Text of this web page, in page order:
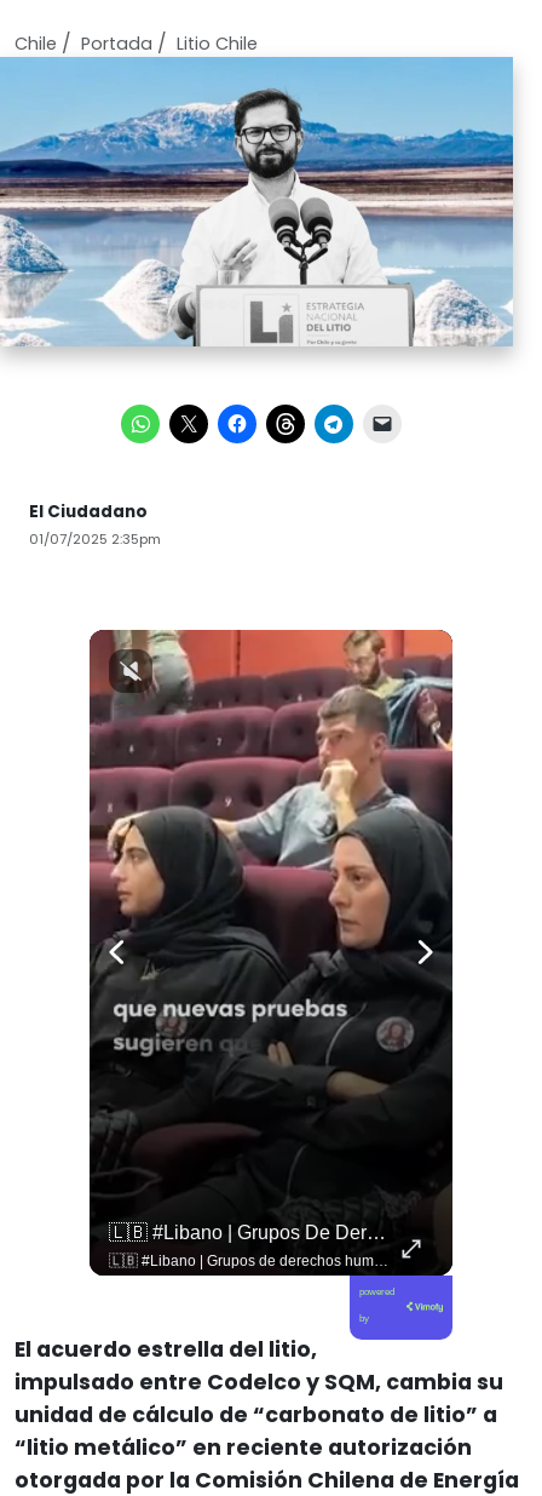
Chile / Portada / Litio Chile
El Ciudadano
01/07/2025 2:35pm
🇱🇧 #Libano | Grupos De Derechos Humanos Presentan Pruebas Sobre El Asesinato De La Periodista Libanesa Amal Khalil, Asesinada Por Israel.
🇱🇧 #Libano | Grupos de derechos humanos presentan pruebas sobre el asesinato de la periodista libanesa Amal Khalil, asesinada por Israel.
powered
by
El acuerdo estrella del litio,
impulsado entre Codelco y SQM, cambia su
unidad de cálculo de “carbonato de litio” a
“litio metálico” en reciente autorización
otorgada por la Comisión Chilena de Energía